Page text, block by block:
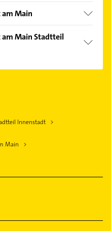
Main
am Main Stadtteil
Innenstadt
Main